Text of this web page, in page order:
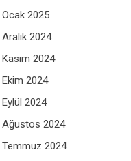
Ocak 2025
Aralık 2024
Kasım 2024
Ekim 2024
Eylül 2024
Ağustos 2024
Temmuz 2024